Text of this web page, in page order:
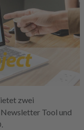
zwei
Tool und